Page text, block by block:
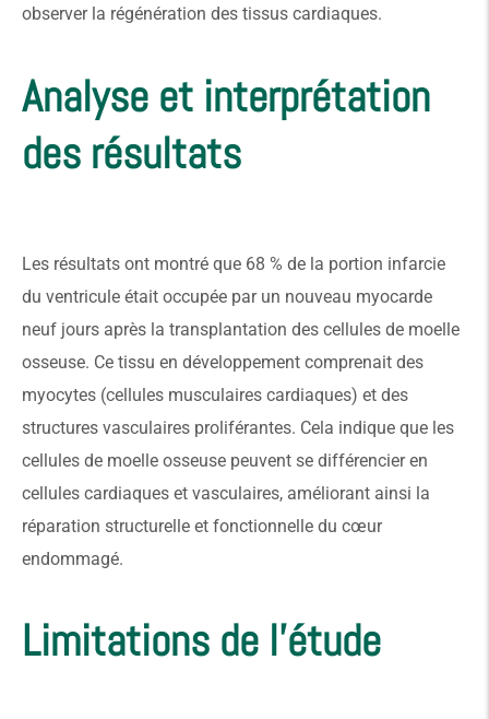
observer la régénération des tissus cardiaques.
Analyse et interprétation
des résultats
Les résultats ont montré que 68 % de la portion infarcie
du ventricule était occupée par un nouveau myocarde
neuf jours après la transplantation des cellules de moelle
osseuse. Ce tissu en développement comprenait des
myocytes (cellules musculaires cardiaques) et des
structures vasculaires proliférantes. Cela indique que les
cellules de moelle osseuse peuvent se différencier en
cellules cardiaques et vasculaires, améliorant ainsi la
réparation structurelle et fonctionnelle du cœur
endommagé.
Limitations de l'étude